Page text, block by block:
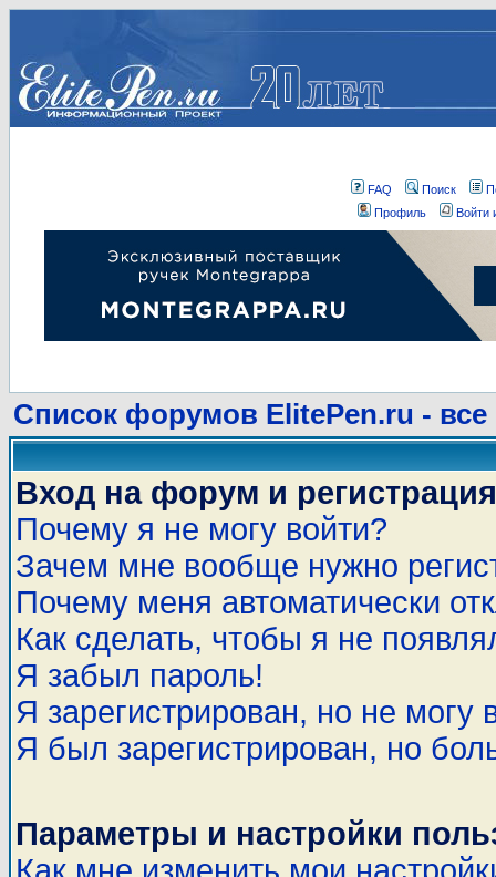
FAQ Поиск
Профиль
Войти
Список форумов ElitePen.ru - все
Вход на форум и регистрация
Почему я не могу войти?
Зачем мне вообще нужно
Почему меня автоматически
Как сделать, чтобы я не
Я забыл пароль!
Я зарегистрирован, но не могу
Я был зарегистрирован, но
Параметры и настройки